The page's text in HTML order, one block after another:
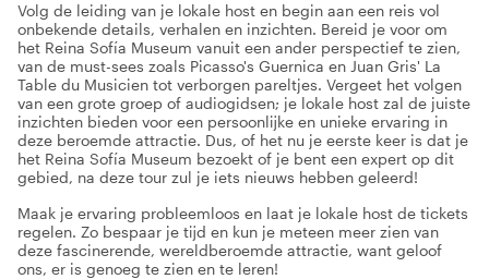
Volg de leiding van je lokale host en begin aan een reis vol
onbekende details, verhalen en inzichten. Bereid je voor om
het Reina Sofía Museum vanuit een ander perspectief te zien,
van de must-sees zoals Picasso's Guernica en Juan Gris' La
Table du Musicien tot verborgen pareltjes. Vergeet het volgen
van een grote groep of audiogidsen; je lokale host zal de juiste
inzichten bieden voor een persoonlijke en unieke ervaring in
deze beroemde attractie. Dus, of het nu je eerste keer is dat je
het Reina Sofía Museum bezoekt of je bent een expert op dit
gebied, na deze tour zul je iets nieuws hebben geleerd!
Maak je ervaring probleemloos en laat je lokale host de tickets
regelen. Zo bespaar je tijd en kun je meteen meer zien van
deze fascinerende, wereldberoemde attractie, want geloof
ons, er is genoeg te zien en te leren!